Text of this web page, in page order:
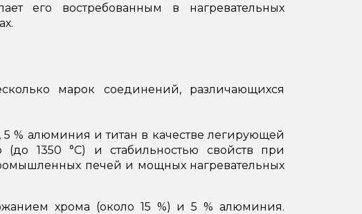
его востребованным в нагревательных
марок соединений, различающихся
% алюминия и титан в качестве легирующей
(до 1350 °C) и стабильностью свойств при
печей и мощных нагревательных
хрома (около 15 %) и 5 % алюминия.